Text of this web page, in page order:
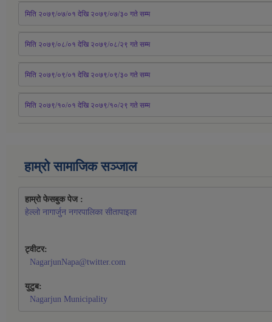
मिति २०७९/०७/०१ देखि २०७९/०७/३० गते सम्म
मिति २०७९/०८/०१ देखि २०७९/०८/२९ गते सम्म
मिति २०७९/०९/०१ देखि २०७९/०९/३० गते सम्म
मिति २०७९/१०/०१ देखि २०७९/१०/२९ गते सम्म
हाम्रो सामाजिक सञ्जाल
हाम्रो फेसबुक पेज :
हेल्लो नागार्जुन नगरपालिका सीतापाइला
ट्वीटर:
NagarjunNapa@twitter.com
युटुब:
Nagarjun Municipality